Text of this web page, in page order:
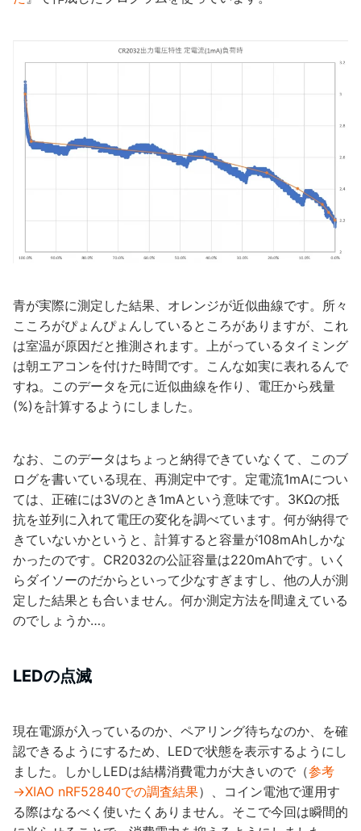
青が実際に測定した結果、オレンジが近似曲線です。所々
こころがぴょんぴょんしているところがありますが、これ
は室温が原因だと推測されます。上がっているタイミング
は朝エアコンを付けた時間です。こんな如実に表れるんで
すね。このデータを元に近似曲線を作り、電圧から残量
(%)を計算するようにしました。
なお、このデータはちょっと納得できていなくて、このブ
ログを書いている現在、再測定中です。定電流1mAについ
ては、正確には3Vのとき1mAという意味です。3KΩの抵
抗を並列に入れて電圧の変化を調べています。何が納得で
きていないかというと、計算すると容量が108mAhしかな
かったのです。CR2032の公証容量は220mAhです。いく
らダイソーのだからといって少なすぎますし、他の人が測
定した結果とも合いません。何か測定方法を間違えている
のでしょうか…。
LEDの点滅
現在電源が入っているのか、ペアリング待ちなのか、を確
認できるようにするため、LEDで状態を表示するようにし
ました。しかしLEDは結構消費電力が大きいので（参考
→XIAO nRF52840での調査結果）、コイン電池で運用す
る際はなるべく使いたくありません。そこで今回は瞬間的